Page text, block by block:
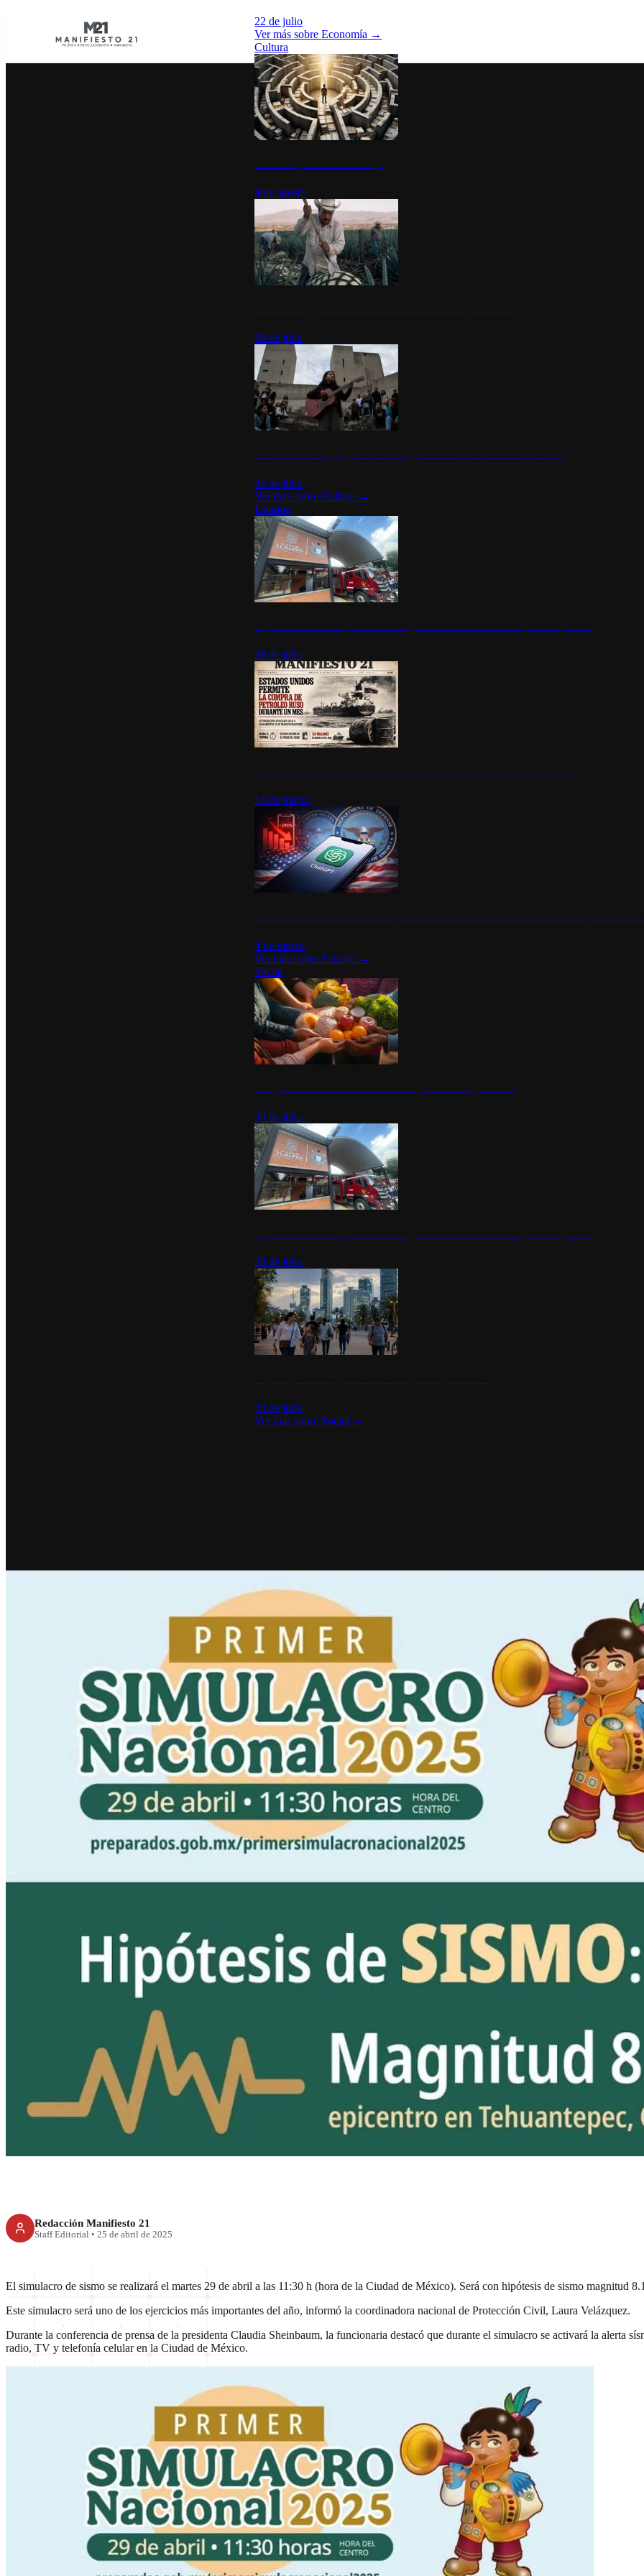
22 de julio
Ver más sobreEconomía →
Cultura
4 de agosto
26 de julio
25 de julio
Ver más sobreCultura →
Estados
28 de julio
13 de marzo
4 de marzo
Ver más sobreEstados →
Social
30 de julio
28 de julio
24 de julio
Ver más sobre Social →
¡Prepárate! simulacro de sismo será
el 29 de abril a las 11:30
Redacción Manifiesto 21
Staff Editorial • 25 de abril de 2025
El simulacro de sismo se realizará el martes 29 de abril a las 11:30 h (hora de la Ciudad de México). Será con hipótesis de sismo magnitud
Este simulacro será uno de los ejercicios más importantes del año, informó la coordinadora nacional de Protección Civil, Laura Velázquez.
Durante la conferencia de prensa de la presidenta Claudia Sheinbaum, la funcionaria destacó que durante el simulacro se activará la alerta
radio, TV y telefonía celular en la Ciudad de México.